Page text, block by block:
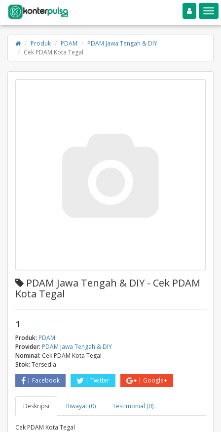
Toggle navigation
Produk PDAM
PDAM Jawa Tengah & DIY
Cek PDAM Kota Tegal
PDAM Jawa Tengah & DIY - Cek PDAM
Kota Tegal
1
Produk: PDAM
Provider: PDAM Jawa Tengah & DIY
Nominal: Cek PDAM Kota Tegal
Stok: Tersedia
Facebook
Twitter Google+
Deskripsi Riwayat (0) Testimonial (0)
Cek PDAM Kota Tegal